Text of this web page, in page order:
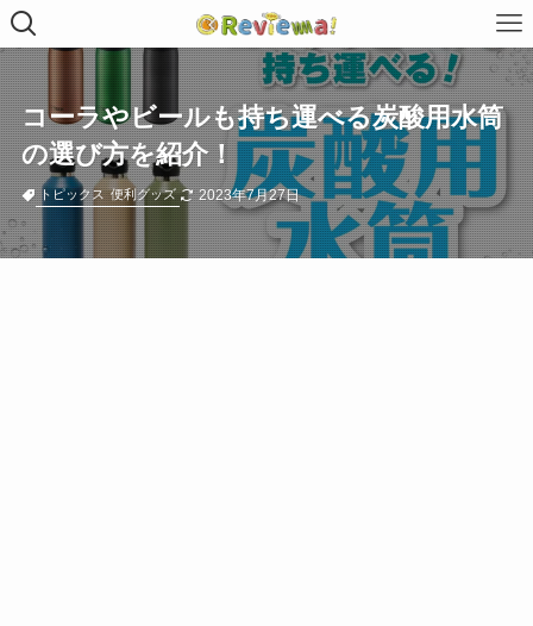
コーラやビールも持ち運べる炭酸用水筒
の選び方を紹介！
トピックス 便利グッズ 2023年7月27日